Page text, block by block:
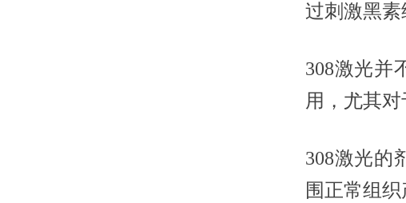
过刺激黑素
308激光并
用，尤其
308激光的
围正常组织